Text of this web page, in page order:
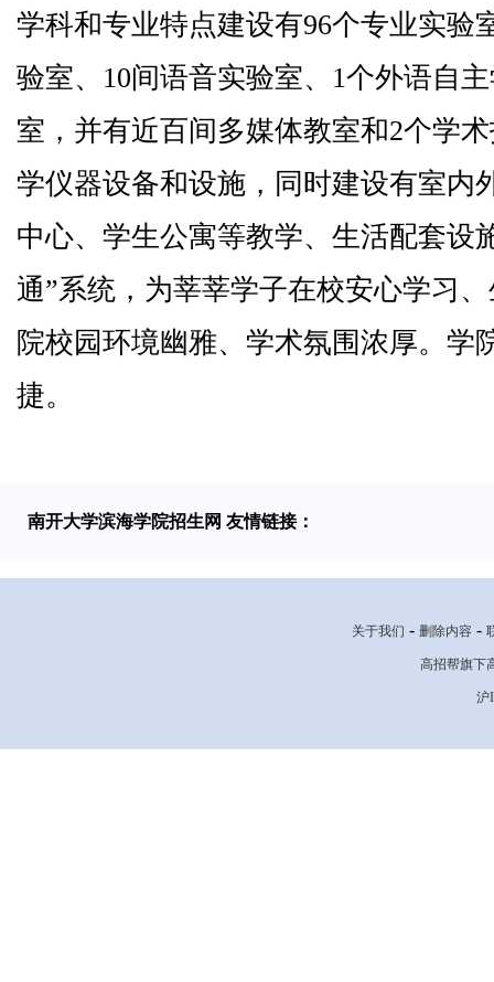
学科和专业特点建设有96个专业实验
验室、10间语音实验室、1个外语自
室，并有近百间多媒体教室和2个学
学仪器设备和设施，同时建设有室内
中心、学生公寓等教学、生活配套设
通”系统，为莘莘学子在校安心学习
院校园环境幽雅、学术氛围浓厚。学
捷。
南开大学滨海学院招生网 友情链接：
关于我们 -删除内容 -
高招帮旗下
沪